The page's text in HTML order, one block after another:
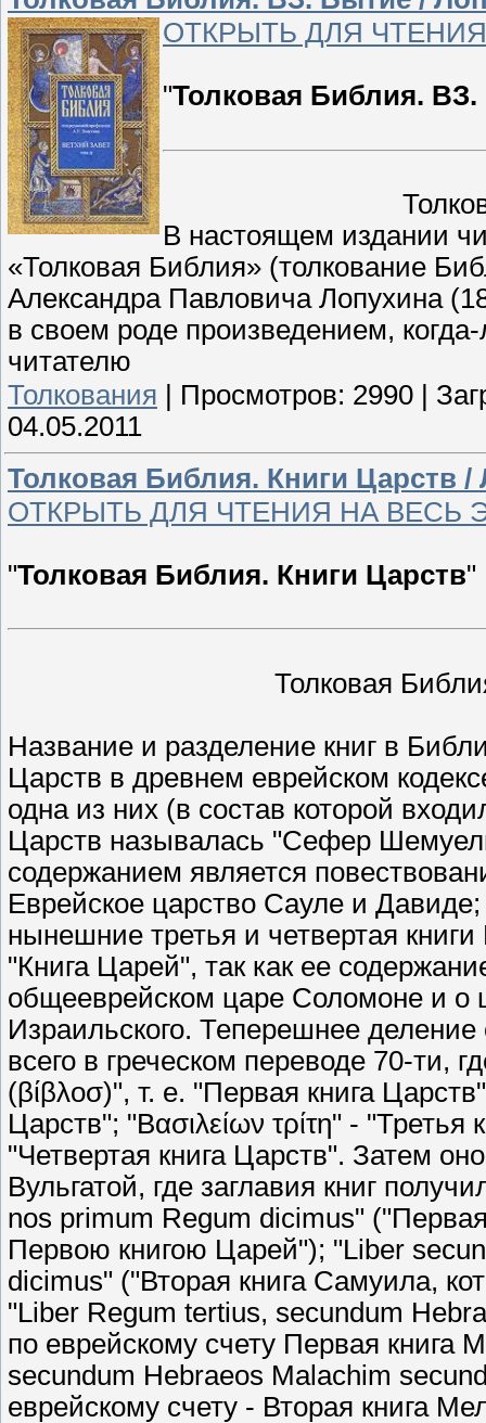
ОТКРЫТЬ ДЛЯ
"Толковая Библия.
В настоящем издании
«Толковая Библия» (толкование
Александра Павловича Лопухина
в своем роде произведением,
читателю
Толкования
Просмотров: 2990
04.05.2011
Толковая Библия. Книги Царств
ОТКРЫТЬ ДЛЯ ЧТЕНИЯ НА ВЕСЬ
"Толковая Библия. Книги Царств"
Толковая
Название и разделение книг в
Царств в древнем еврейском
одна из них (в состав которой
Царств называлась "Сефер
содержанием является
Еврейское царство Сауле и
нынешние третья и четвертая
"Книга Царей", так как ее
общееврейском царе Соломоне и о
Израильского. Теперешнее
всего в греческом переводе 70-ти,
(βίβλοσ)", т. е. "Первая книга
Царств"; "Βασιλείων τρίτη" - "Третья
"Четвертая книга Царств". Затем
Вульгатой, где заглавия книг
nos primum Regum dicimus"
Первою книгою Царей"); "Liber
dicimus" ("Вторая книга Самуила,
"Liber Regum tertius, secundum
по еврейскому счету Первая
secundum Hebraeos Malachim
еврейскому счету - Вторая книга